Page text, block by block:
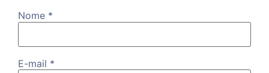
Nome *
E-mail *